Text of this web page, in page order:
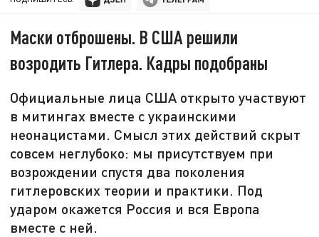
Маски отброшены. В США решили
возродить Гитлера. Кадры подобраны
Официальные лица США открыто участвуют
в митингах вместе с украинскими
неонацистами. Смысл этих действий скрыт
совсем неглубоко: мы присутствуем при
возрождении спустя два поколения
гитлеровских теории и практики. Под
ударом окажется Россия и вся Европа
вместе с ней.